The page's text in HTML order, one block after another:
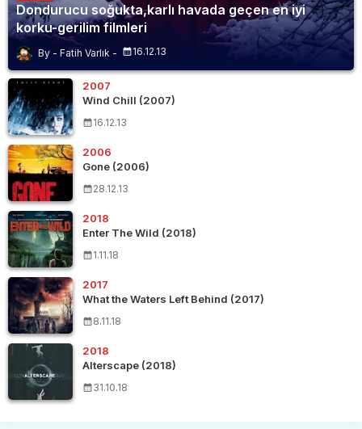
Dondurucu soğukta,karlı havada geçen en iyi
korku-gerilim filmleri
Fatih Varlık 16.12.13
2007
Wind Chill (2007)
16.12.13
2006
Gone (2006)
28.12.13
2018
Enter The Wild (2018)
1.11.18
2017
What the Waters Left Behind (2017)
8.11.18
2018
Alterscape (2018)
31.10.18